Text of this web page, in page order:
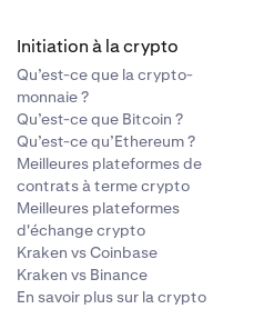
Initiation à la crypto
Qu’est-ce que la crypto-
monnaie ?
Qu’est-ce que Bitcoin ?
Qu’est-ce qu’Ethereum ?
Meilleures plateformes de
contrats à terme crypto
Meilleures plateformes
d'échange crypto
Kraken vs Coinbase
Kraken vs Binance
En savoir plus sur la crypto